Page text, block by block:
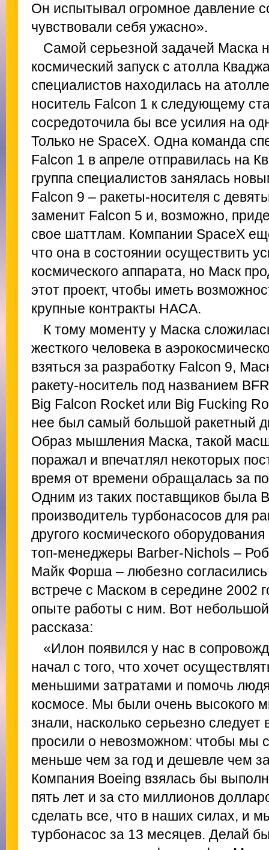
Он испытывал огромное давление
чувствовали себя ужасно».
Самой серьезной задачей Маска
космический запуск с атолла
специалистов находилась на
носитель Falcon 1 к следующему
сосредоточила бы все усилия на
Только не SpaceX. Одна команда
Falcon 1 в апреле отправилась на
группа специалистов занялась
Falcon 9 – ракеты-носителя с
заменит Falcon 5 и, возможно,
свое шаттлам. Компании SpaceX
что она в состоянии осуществить
космического аппарата, но Маск
этот проект, чтобы иметь
крупные контракты НАСА.
К тому моменту у Маска
жесткого человека в
взяться за разработку Falcon 9,
ракету-носитель под названием
Big Falcon Rocket или Big Fucking
нее был самый большой ракетный
Образ мышления Маска, такой
поражал и впечатлял некоторых
время от времени обращалась за
Одним из таких поставщиков была
производитель турбонасосов для
другого космического
топ-менеджеры Barber-Nichols –
Майк Форша – любезно согласились
встрече с Маском в середине 2002
опыте работы с ним. Вот небольшой
рассказа:
«Илон появился у нас в
начал с того, что хочет
меньшими затратами и помочь
космосе. Мы были очень высокого
знали, насколько серьезно
просили о невозможном: чтобы мы
меньше чем за год и дешевле чем
Компания Boeing взялась бы
пять лет и за сто миллионов
сделать все, что в наших силах, и
турбонасос за 13 месяцев. Делай